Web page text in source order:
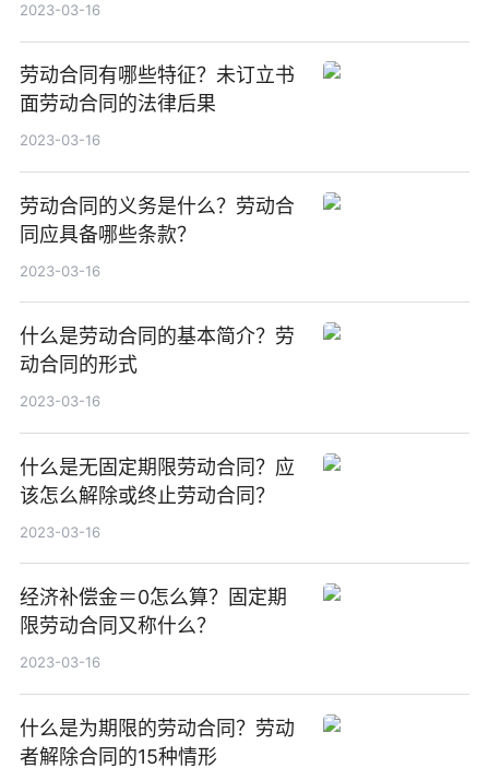
2023-03-16
劳动合同有哪些特征？未订立书
面劳动合同的法律后果
2023-03-16
劳动合同的义务是什么？劳动合
同应具备哪些条款？
2023-03-16
什么是劳动合同的基本简介？劳
动合同的形式
2023-03-16
什么是无固定期限劳动合同？应
该怎么解除或终止劳动合同？
2023-03-16
经济补偿金＝0怎么算？固定期
限劳动合同又称什么？
2023-03-16
什么是为期限的劳动合同？劳动
者解除合同的15种情形